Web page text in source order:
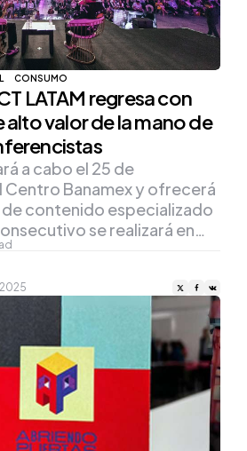
CONSUMO
LATAM regresa con
valor de la mano de
a cabo el 25 de
Banamex y ofrecerá
de contenido especializado
se realizará en…